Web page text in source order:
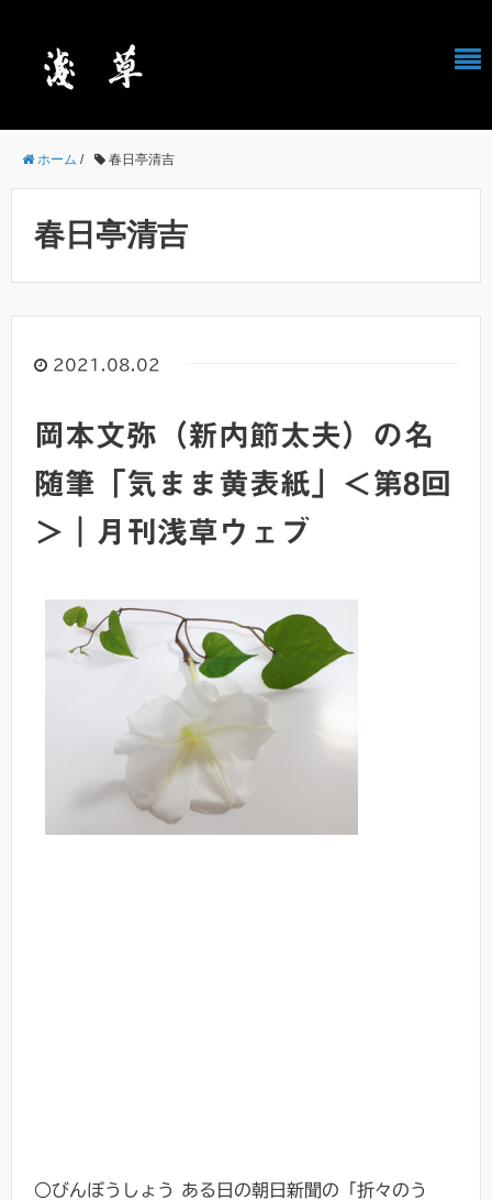
ホーム / 春日亭清吉
春日亭清吉
2021.08.02
岡本文弥（新内節太夫）の名
随筆「気まま黄表紙」＜第8回
＞｜月刊浅草ウェブ
○びんぼうしょう ある日の朝日新聞の「折々のう